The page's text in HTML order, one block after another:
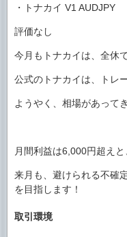
・トナカイ V1 AUDJPY
評価なし
今月もトナカイは、全休で
公式のトナカイは、トレ
ようやく、相場があって
月間利益は6,000円超え
来月も、避けられる不確
を目指します！
取引環境